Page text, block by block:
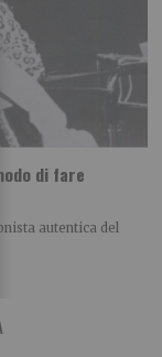
di fare
autentica del